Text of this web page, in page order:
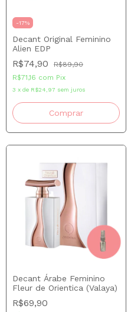
-17%
Decant Original Feminino
Alien EDP
R$74,90
R$89,90
R$71,16 com Pix
3 x de R$24,97 sem juros
Comprar
Decant Árabe Feminino
Fleur de Orientica (Valaya)
R$69,90